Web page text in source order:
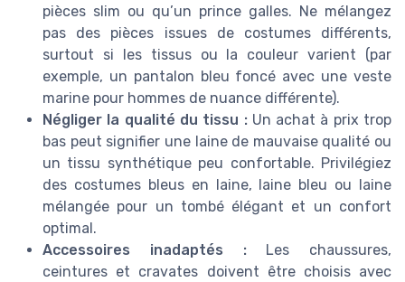
pièces slim ou qu’un prince galles. Ne mélangez
pas des pièces issues de costumes différents,
surtout si les tissus ou la couleur varient (par
exemple, un pantalon bleu foncé avec une veste
marine pour hommes de nuance différente).
Négliger la qualité du tissu :Un achat à prix trop
bas peut signifier une laine de mauvaise qualité ou
un tissu synthétique peu confortable. Privilégiez
des costumes bleus en laine, laine bleu ou laine
mélangée pour un tombé élégant et un confort
optimal.
Accessoires inadaptés :Les chaussures,
ceintures et cravates doivent être choisis avec